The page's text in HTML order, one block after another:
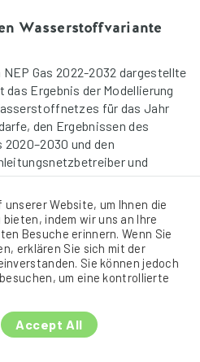
Wasserstoffvariante
Gas 2022-2032 dargestellte
Ergebnis der Modellierung
für das Jahr
den Ergebnissen des
und den
und
sowie an
im
sich bis zum Jahr 2027 ein
Website, um Ihnen die
indem wir uns an Ihre
Besuche erinnern. Wenn Sie
erklären Sie sich mit der
Sie können jedoch
um eine kontrollierte
Accept All